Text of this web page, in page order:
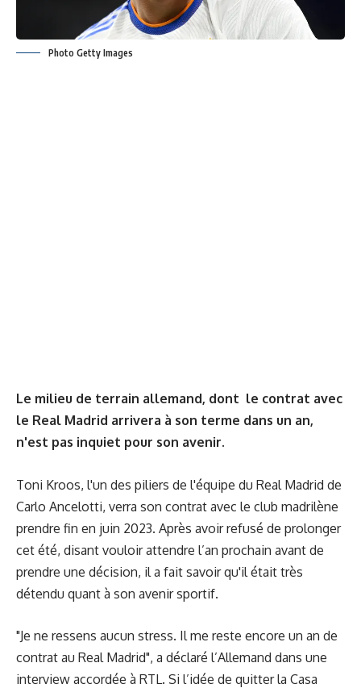
Photo Getty Images
Le milieu de terrain allemand, dont le contrat avec
le Real Madrid arrivera à son terme dans un an,
n'est pas inquiet pour son avenir.
Toni Kroos, l'un des piliers de l'équipe du Real Madrid de
Carlo Ancelotti, verra son contrat avec le club madrilène
prendre fin en juin 2023. Après avoir refusé de prolonger
cet été, disant vouloir attendre l’an prochain avant de
prendre une décision, il a fait savoir qu'il était très
détendu quant à son avenir sportif.
"Je ne ressens aucun stress. Il me reste encore un an de
contrat au Real Madrid", a déclaré l’Allemand dans une
interview accordée à RTL. Si l’idée de quitter la Casa